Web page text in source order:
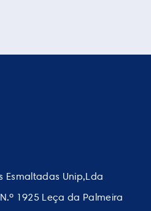
Esmaltadas Unip,Lda
1925 Leça da Palmeira